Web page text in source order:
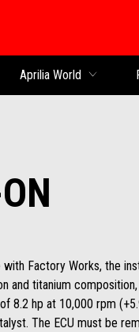
Aprilia World
Factory Works, the
and titanium
8.2 hp at 10,000 rpm
The ECU must be